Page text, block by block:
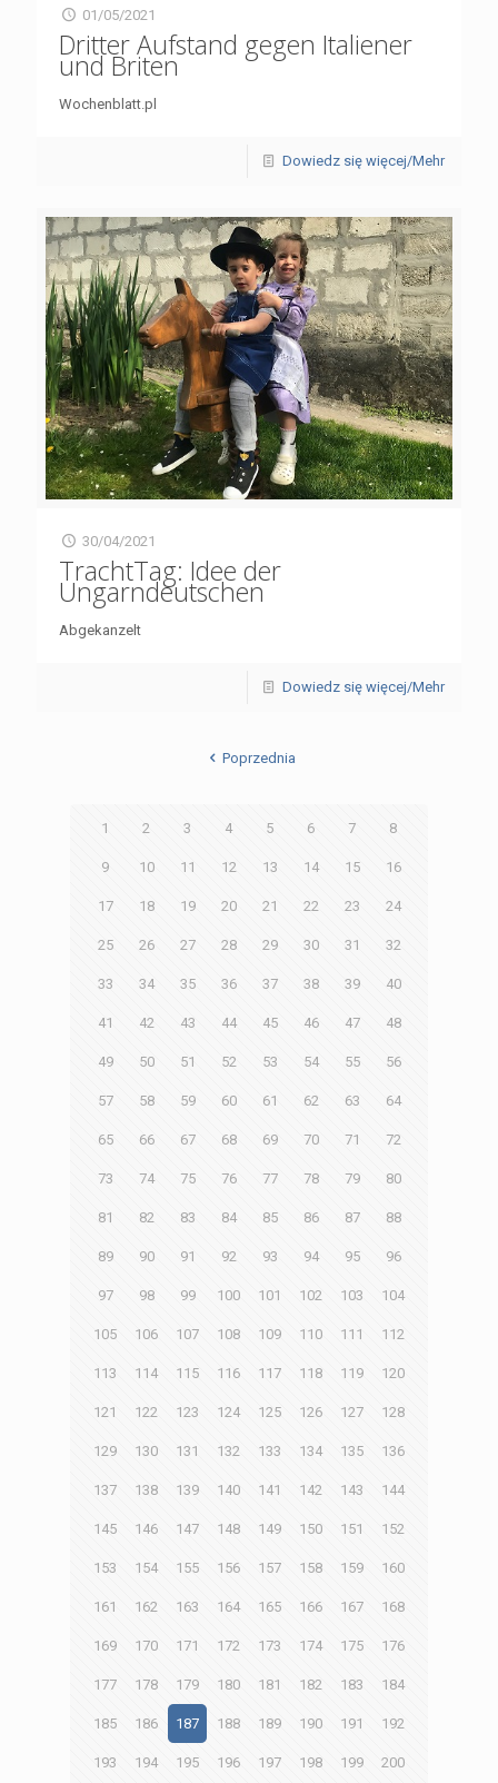
01/05/2021
Dritter Aufstand gegen Italiener
und Briten
Wochenblatt.pl
Dowiedz się więcej/Mehr
30/04/2021
TrachtTag: Idee der
Ungarndeutschen
Abgekanzelt
Dowiedz się więcej/Mehr
Poprzednia
1 2 3 4 5 6 7 8
9 10 11 12 13 14 15 16
17 18 19 20 21 22 23 24
25 26 27 28 29 30 31 32
33 34 35 36 37 38 39 40
41 42 43 44 45 46 47 48
49 50 51 52 53 54 55 56
57 58 59 60 61 62 63 64
65 66 67 68 69 70 71 72
73 74 75 76 77 78 79 80
81 82 83 84 85 86 87 88
89 90 91 92 93 94 95 96
97 98 99 100 101 102 103 104
105 106 107 108 109 110 111 112
113 114 115 116 117 118 119 120
121 122 123 124 125 126 127 128
129 130 131 132 133 134 135 136
137 138 139 140 141 142 143 144
145 146 147 148 149 150 151 152
153 154 155 156 157 158 159 160
161 162 163 164 165 166 167 168
169 170 171 172 173 174 175 176
177 178 179 180 181 182 183 184
185 186 187 188 189 190 191 192
193 194 195 196 197 198 199 200